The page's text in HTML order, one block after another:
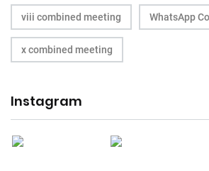
viii combined meeting WhatsApp
x combined meeting
Instagram